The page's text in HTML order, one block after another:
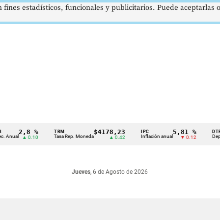
2,8 %
▲ 0.10 Tasa Rep. Moneda
$4178,23
▲ 0.42 Inflación anual
5,81 %
▼ 0.12 Dep.
Jueves, 6 de Agosto de 2026
estadísticos, funcionales y publicitarios. Puede aceptarlas